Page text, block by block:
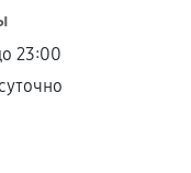
деталей
не несет.
23:00